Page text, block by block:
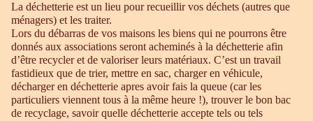
La déchetterie est un lieu pour recueillir vos déchets (autres que
ménagers) et les traiter.
Lors du débarras de vos maisons les biens qui ne pourrons être
donnés aux associations seront acheminés à la déchetterie afin
d’être recycler et de valoriser leurs matériaux. C’est un travail
fastidieux que de trier, mettre en sac, charger en véhicule,
décharger en déchetterie apres avoir fais la queue (car les
particuliers viennent tous à la même heure !), trouver le bon bac
de recyclage, savoir quelle déchetterie accepte tels ou tels